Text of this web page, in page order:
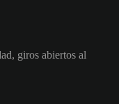
giros abiertos al